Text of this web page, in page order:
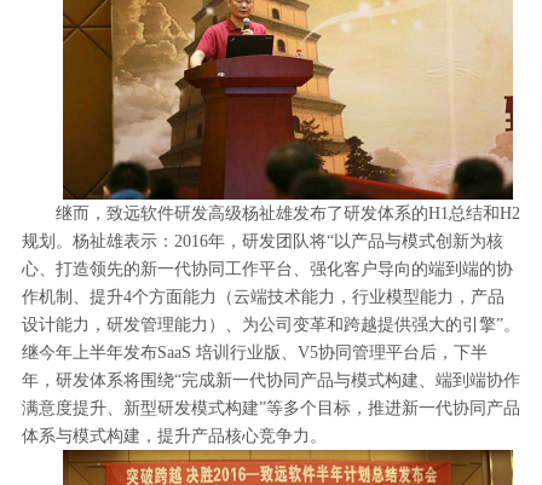
继而，致远软件研发高级杨祉雄发布了研发体系的H1总结和H2
规划。杨祉雄表示：2016年，研发团队将“以产品与模式创新为核
心、打造领先的新一代协同工作平台、强化客户导向的端到端的协
作机制、提升4个方面能力（云端技术能力，行业模型能力，产品
设计能力，研发管理能力）、为公司变革和跨越提供强大的引擎”。
继今年上半年发布SaaS 培训行业版、V5协同管理平台后，下半
年，研发体系将围绕“完成新一代协同产品与模式构建、端到端协作
满意度提升、新型研发模式构建”等多个目标，推进新一代协同产品
体系与模式构建，提升产品核心竞争力。